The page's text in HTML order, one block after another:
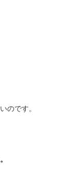
のです。